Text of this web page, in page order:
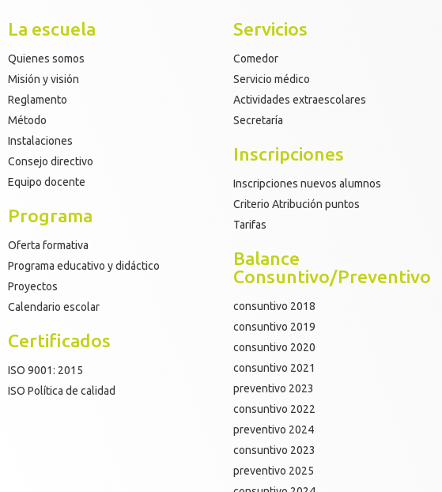
La escuela
Quienes somos
Misión y visión
Reglamento
Método
Instalaciones
Consejo directivo
Equipo docente
Programa
Oferta formativa
Programa educativo y didáctico
Proyectos
Calendario escolar
Certificados
ISO 9001: 2015
ISO Política de calidad
Servicios
Comedor
Servicio médico
Actividades extraescolares
Secretaría
Inscripciones
Inscripciones nuevos alumnos
Criterio Atribución puntos
Tarifas
Balance
Consuntivo/Preventivo
consuntivo 2018
consuntivo 2019
consuntivo 2020
consuntivo 2021
preventivo 2023
consuntivo 2022
preventivo 2024
consuntivo 2023
preventivo 2025